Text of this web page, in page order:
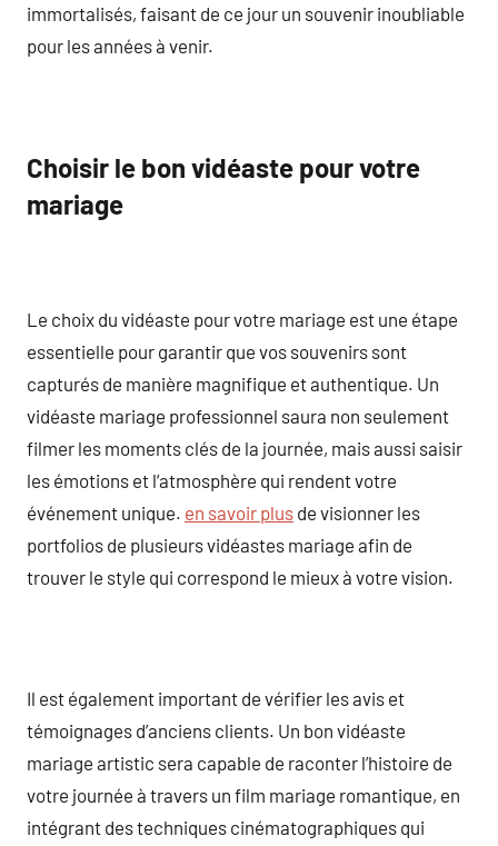
immortalisés, faisant de ce jour un souvenir inoubliable
pour les années à venir.
Choisir le bon vidéaste pour votre
mariage
Le choix du vidéaste pour votre mariage est une étape
essentielle pour garantir que vos souvenirs sont
capturés de manière magnifique et authentique. Un
vidéaste mariage professionnel saura non seulement
filmer les moments clés de la journée, mais aussi saisir
les émotions et l’atmosphère qui rendent votre
événement unique. en savoir plus de visionner les
portfolios de plusieurs vidéastes mariage afin de
trouver le style qui correspond le mieux à votre vision.
Il est également important de vérifier les avis et
témoignages d’anciens clients. Un bon vidéaste
mariage artistic sera capable de raconter l’histoire de
votre journée à travers un film mariage romantique, en
intégrant des techniques cinématographiques qui